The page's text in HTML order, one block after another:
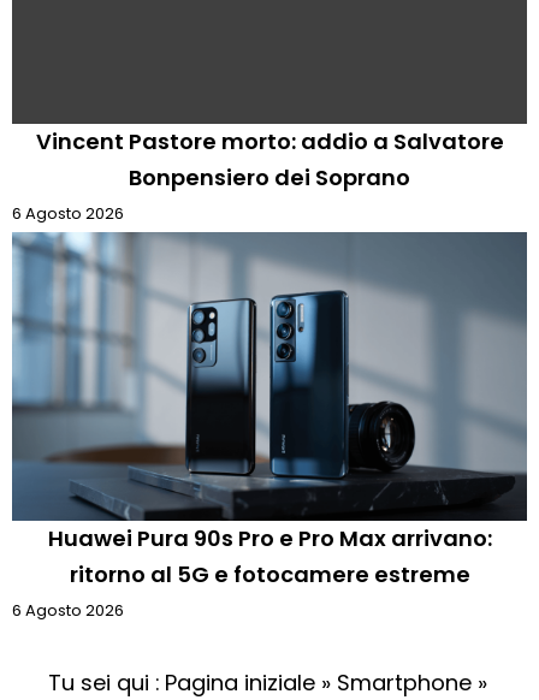
Vincent Pastore morto: addio a Salvatore
Bonpensiero dei Soprano
6 Agosto 2026
Huawei Pura 90s Pro e Pro Max arrivano:
ritorno al 5G e fotocamere estreme
6 Agosto 2026
Tu sei qui : Pagina iniziale » Smartphone »